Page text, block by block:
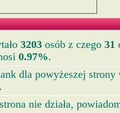
3203 osób z czego 31
0.97%.
dla powyżeszej strony
.
nie działa,